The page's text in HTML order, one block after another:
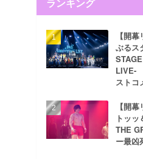
【開
ぶるス
LIVE-
ストコ
【開
トッ
THE
ー最凶